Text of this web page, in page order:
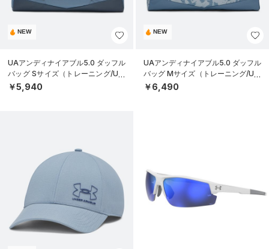
NEW
UAアンディナイアブル5.0 ダッフル
バッグ Sサイズ（トレーニング/UNI
SEX）
￥5,940
NEW
UAアンディナイアブル5.0 ダッフル
バッグ Mサイズ（トレーニング/UNI
SEX）
￥6,490